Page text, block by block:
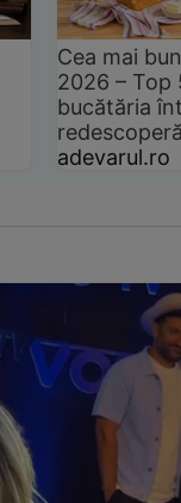
Cea mai
2026 –
bucătăria
adevarul.ro